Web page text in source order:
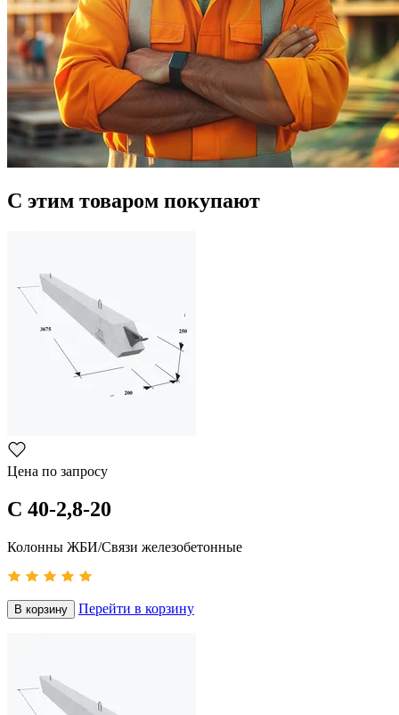
С этим товаром покупают
Цена по запросу
С 40-2,8-20
Колонны ЖБИ/Связи железобетонные
В корзину Перейти в корзину